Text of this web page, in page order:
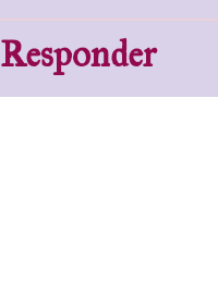
Responder